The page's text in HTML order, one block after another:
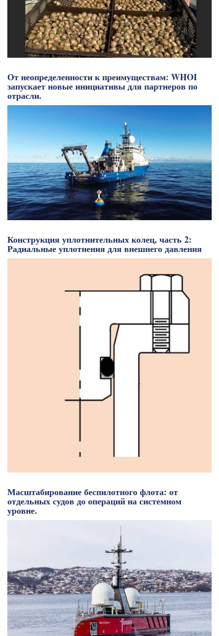
От неопределенности к преимуществам: WHOI
запускает новые инициативы для партнеров по
отрасли.
Конструкция уплотнительных колец, часть 2:
Радиальные уплотнения для внешнего давления
Масштабирование беспилотного флота: от
отдельных судов до операций на системном
уровне.